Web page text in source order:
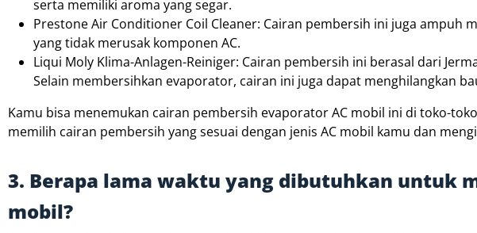
serta memiliki aroma yang segar.
Prestone Air Conditioner Coil Cleaner: Cairan pembersih ini juga ampuh
yang tidak merusak komponen AC.
Liqui Moly Klima-Anlagen-Reiniger: Cairan pembersih ini berasal dari
Selain membersihkan evaporator, cairan ini juga dapat menghilangkan
Kamu bisa menemukan cairan pembersih evaporator AC mobil ini di toko-
memilih cairan pembersih yang sesuai dengan jenis AC mobil kamu dan
3. Berapa lama waktu yang dibutuhkan untuk
mobil?